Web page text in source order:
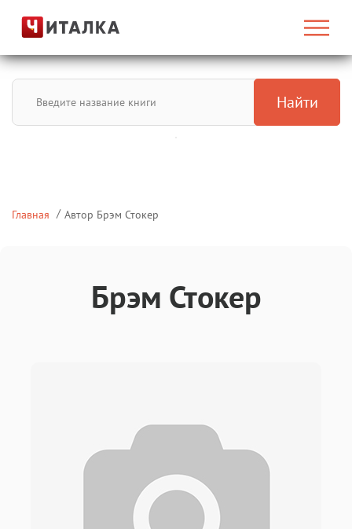
Найти
Главная Автор Брэм Стокер
Брэм Стокер